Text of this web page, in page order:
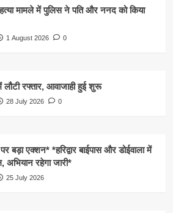
मामले में पुलिस ने पति और ननद को किया
1 August 2026 0
रफ्तार, आवाजाही हुई शुरू
28 July 2026 0
बड़ा एक्शन* *हरिद्वार बाईपास और डोईवाला में
अभियान रहेगा जारी*
25 July 2026